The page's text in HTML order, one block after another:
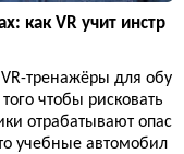
как VR учит инстр
тренажёры для обу
чтобы рисковать
отрабатывают опас
учебные автомобил